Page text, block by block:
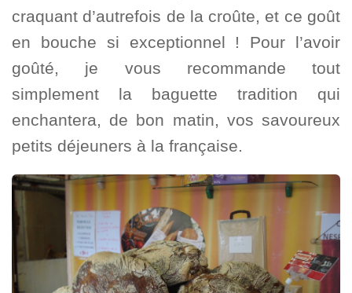
craquant d’autrefois de la croûte, et ce goût
en bouche si exceptionnel ! Pour l’avoir
goûté, je vous recommande tout
simplement la baguette tradition qui
enchantera, de bon matin, vos savoureux
petits déjeuners à la française.